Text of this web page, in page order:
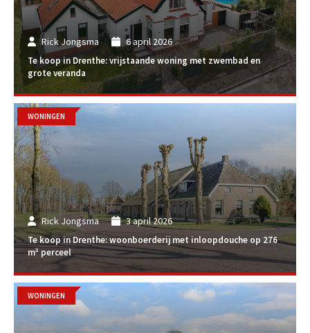
Rick Jongsma 6 april 2026
Te koop in Drenthe: vrijstaande woning met zwembad en
grote veranda
Rick Jongsma 3 april 2026
Te koop in Drenthe: woonboerderij met inloopdouche op 276
m² perceel
WONINGEN
WONINGEN